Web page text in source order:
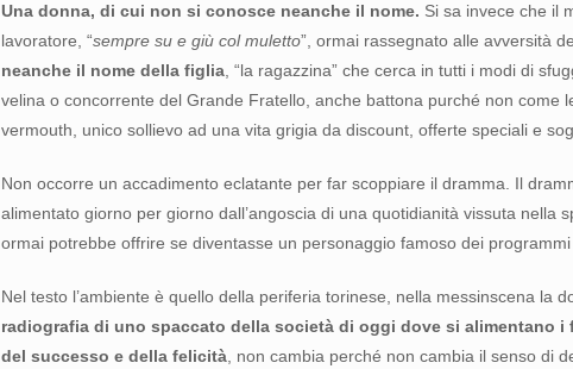
Una donna, di cui non si conosce neanche il nome. Si sa invece che il
lavoratore, “sempre su e giù col muletto”, ormai rassegnato alle avversità
neanche il nome della figlia, “la ragazzina” che cerca in tutti i modi di
velina o concorrente del Grande Fratello, anche battona purché non come
vermouth, unico sollievo ad una vita grigia da discount, offerte speciali e
Non occorre un accadimento eclatante per far scoppiare il dramma. Il
alimentato giorno per giorno dall’angoscia di una quotidianità vissuta nella
ormai potrebbe offrire se diventasse un personaggio famoso dei programmi
Nel testo l’ambiente è quello della periferia torinese, nella messinscena la
radiografia di uno spaccato della società di oggi dove si alimentano
del successo e della felicità, non cambia perché non cambia il senso di